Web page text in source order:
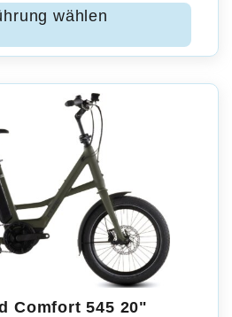
wählen
Comfort 545 20"